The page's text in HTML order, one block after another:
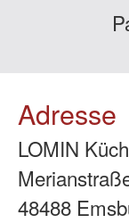
Adresse
LOMIN
48488